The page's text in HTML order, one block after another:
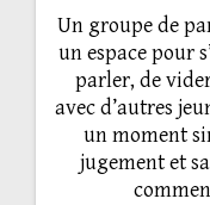
Un groupe de
un espace pour
parler, de
avec d’autres
un moment
jugement et